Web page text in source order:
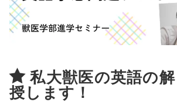
私大獣医の英語の
授します！